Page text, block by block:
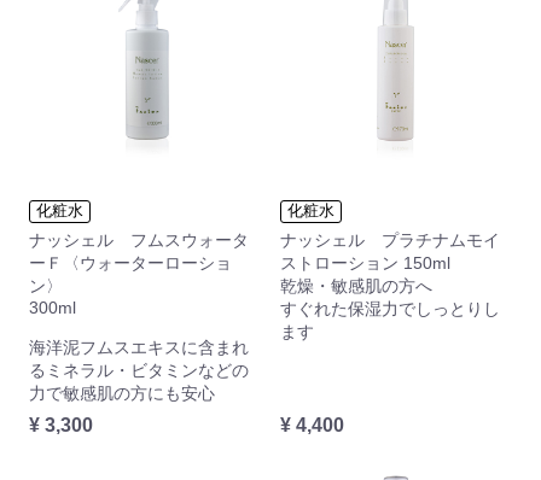
化粧水
ナッシェル フムスウォータ
ーＦ〈ウォーターローショ
ン〉
300ml
海洋泥フムスエキスに含まれ
るミネラル・ビタミンなどの
力で敏感肌の方にも安心
¥ 3,300
化粧水
ナッシェル プラチナムモイ
ストローション 150ml
乾燥・敏感肌の方へ
すぐれた保湿力でしっとりし
ます
¥ 4,400